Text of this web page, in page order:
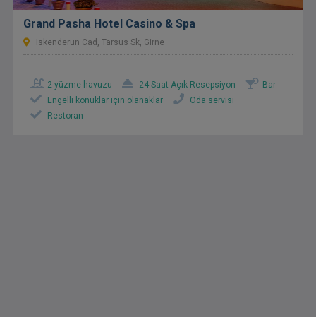
Grand Pasha Hotel Casino & Spa
Iskenderun Cad, Tarsus Sk, Girne
2 yüzme havuzu 24 Saat Açık Resepsiyon
Bar
Engelli konuklar için olanaklar
Oda servisi
Restoran